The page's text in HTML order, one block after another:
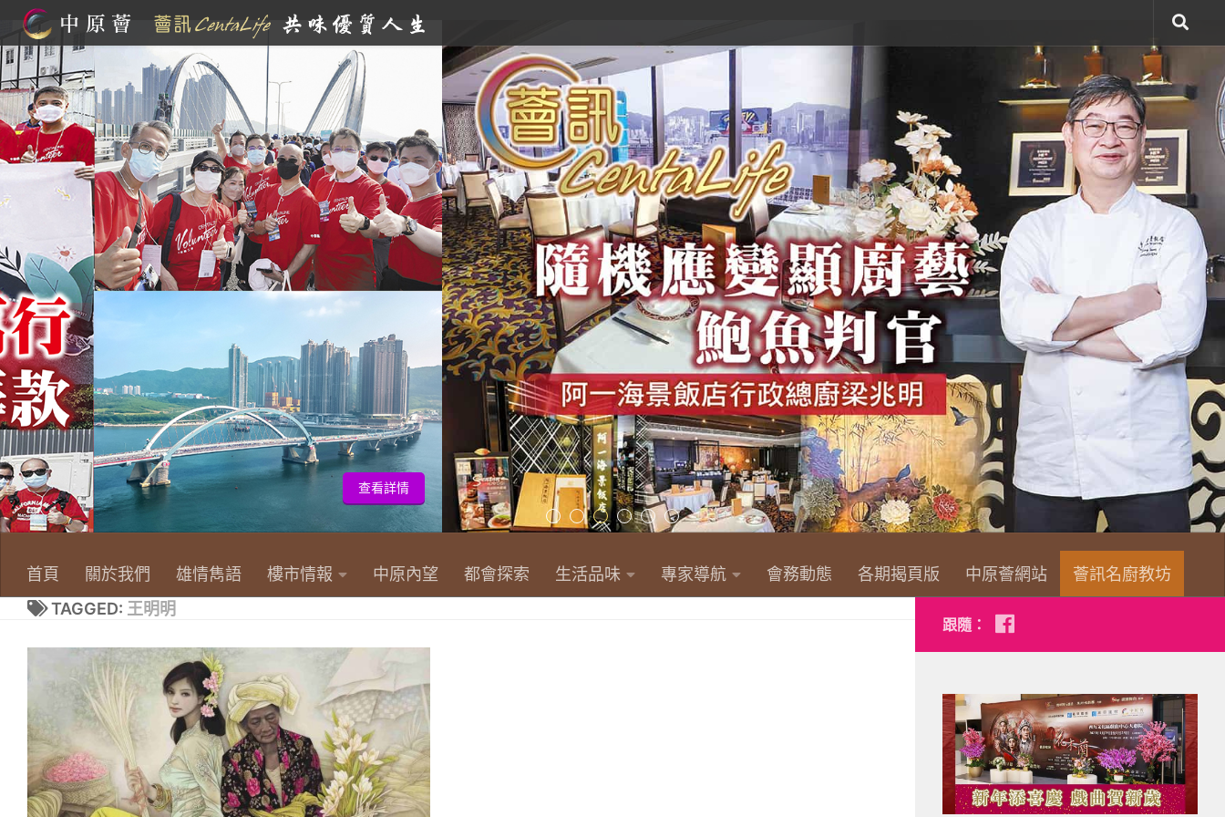
查看詳情
首頁 關於我們 雄情雋語 樓市情報 中原內望 都會探索 生活品味 專家導航 會務動態 各期揭頁版 中原薈網站
薈訊名廚教坊
TAGGED: 王明明
跟隨：